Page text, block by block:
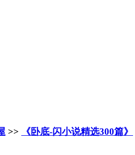
>> 《卧底-闪小说精选300篇》